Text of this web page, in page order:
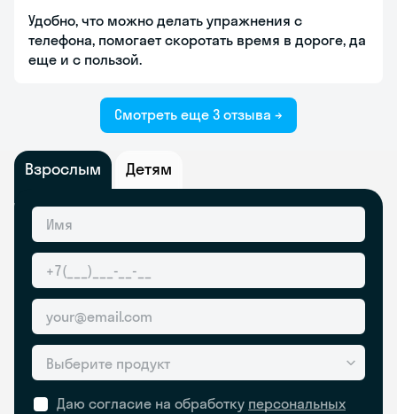
Удобно, что можно делать упражнения с
телефона, помогает скоротать время в дороге, да
еще и с пользой.
Смотреть еще 3 отзыва →
Взрослым Детям
Выберите продукт
Даю согласие на обработку персональных